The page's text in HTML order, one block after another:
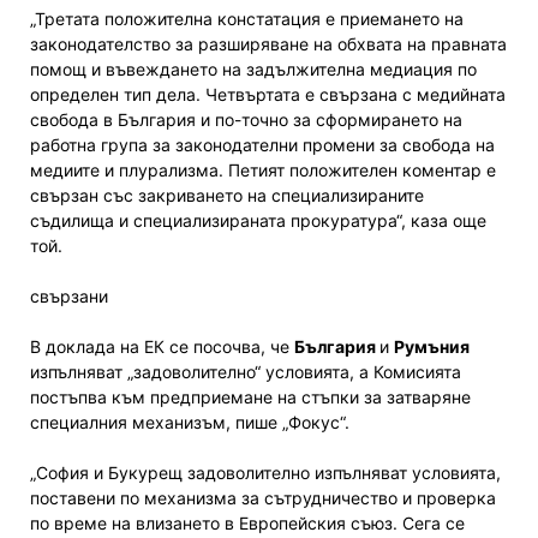
„Третата положителна констатация е приемането на
законодателство за разширяване на обхвата на правната
помощ и въвеждането на задължителна медиация по
определен тип дела. Четвъртата е свързана с медийната
свобода в България и по-точно за сформирането на
работна група за законодателни промени за свобода на
медиите и плурализма. Петият положителен коментар е
свързан със закриването на специализираните
съдилища и специализираната прокуратура“, каза още
той.
свързани
В доклада на ЕК се посочва, че България и Румъния
изпълняват „задоволително“ условията, а Комисията
постъпва към предприемане на стъпки за затваряне
специалния механизъм, пише „Фокус“.
„София и Букурещ задоволително изпълняват условията,
поставени по механизма за сътрудничество и проверка
по време на влизането в Европейския съюз. Сега се